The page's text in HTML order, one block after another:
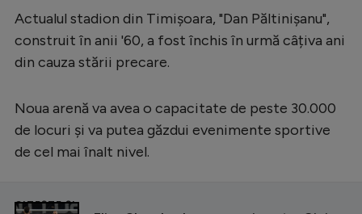
Actualul stadion din Timișoara, "Dan Păltinișanu",
construit în anii '60, a fost închis în urmă câțiva ani
din cauza stării precare.
Noua arenă va avea o capacitate de peste 30.000
de locuri și va putea găzdui evenimente sportive
de cel mai înalt nivel.
CITEȘTE ȘI